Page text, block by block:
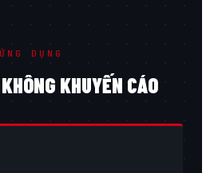
DỤNG
KHUYẾN CÁO